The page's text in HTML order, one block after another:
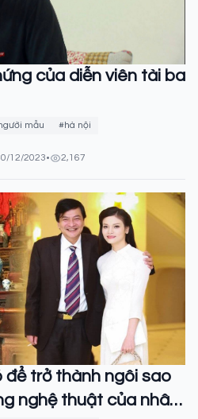
của diễn viên tài ba
mẫu #hà nội
12/2023• 2,167
để trở thành ngôi sao
nghệ thuật của nhân